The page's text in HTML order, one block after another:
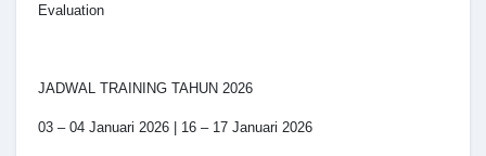
Evaluation
JADWAL TRAINING TAHUN 2026
03 – 04 Januari 2026 | 16 – 17 Januari 2026